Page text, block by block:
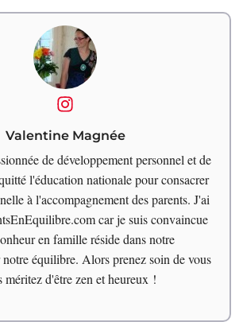
Valentine Magnée
de développement personnel et de
l'éducation nationale pour consacrer
à l'accompagnement des parents. J'ai
car je suis convaincue
en famille réside dans notre
notre équilibre. Alors prenez soin de vous
méritez d'être zen et heureux !